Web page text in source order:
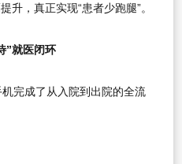
升，真正实现“患者少跑腿”。
”就医闭环
完成了从入院到出院的全流